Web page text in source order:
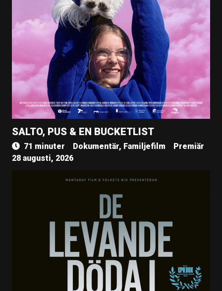
SALTO, PUS & EN BUCKETLIST
71 minuter Dokumentär, Familjefilm
Premiär
28 augusti, 2026